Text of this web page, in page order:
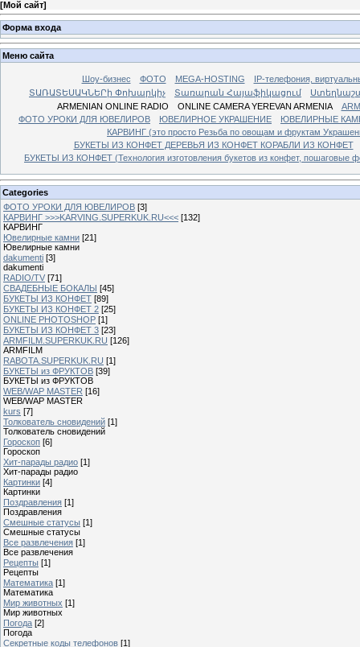
[Мой сайт]
Форма входа
Меню сайта
Шоу-бизнес ФОТО MEGA-HOSTING
IP-телефония,
ՏԱՌԱՏԵՍԱԿՆԵՐի Փոխարկիչ
Տառարան Հայաֆիկացում
ARMENIAN ONLINE RADIO
ONLINE CAMERA YEREVAN ARMENIA
ФОТО УРОКИ ДЛЯ ЮВЕЛИРОВ
ЮВЕЛИРНОЕ УКРАШЕНИЕ
ЮВЕЛИРНЫЕ
КАРВИНГ (это просто Резьба по овощам и фруктам
БУКЕТЫ ИЗ КОНФЕТ ДЕРЕВЬЯ ИЗ КОНФЕТ КОРАБЛИ ИЗ КОНФЕТ
БУКЕТЫ ИЗ КОНФЕТ (Технология изготовления букетов из конфет, пошаговые
Categories
ФОТО УРОКИ ДЛЯ ЮВЕЛИРОВ [3]
КАРВИНГ >>>KARVING.SUPERKUK.RU<<< [132]
КАРВИНГ
Ювелирные камни [21]
Ювелирные камни
dakumenti [3]
dakumenti
RADIO/TV [71]
СВАДЕБНЫЕ БОКАЛЫ [45]
БУКЕТЫ ИЗ КОНФЕТ [89]
БУКЕТЫ ИЗ КОНФЕТ 2 [25]
ONLINE PHOTOSHOP [1]
БУКЕТЫ ИЗ КОНФЕТ 3 [23]
ARMFILM.SUPERKUK.RU [126]
ARMFILM
RABOTA.SUPERKUK.RU [1]
БУКЕТЫ из ФРУКТОВ [39]
БУКЕТЫ из ФРУКТОВ
WEB/WAP MASTER [16]
WEB/WAP MASTER
kurs [7]
Толкователь сновидений [1]
Толкователь сновидений
Гороскоп [6]
Гороскоп
Хит-парады радио [1]
Хит-парады радио
Картинки [4]
Картинки
Поздравления [1]
Поздравления
Смешные статусы [1]
Смешные статусы
Все развлечения [1]
Все развлечения
Рецепты [1]
Рецепты
Математика [1]
Математика
Мир животных [1]
Мир животных
Погода [2]
Погода
Секретные коды телефонов [1]